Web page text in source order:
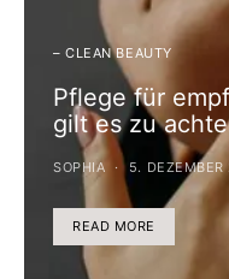
– CLEAN BEAUTY
Pflege für
gilt es zu
SOPHIA 5.
READ MORE